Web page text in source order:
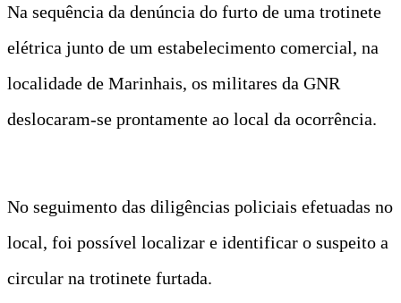
Na sequência da denúncia do furto de uma trotinete
elétrica junto de um estabelecimento comercial, na
localidade de Marinhais, os militares da GNR
deslocaram-se prontamente ao local da ocorrência.
No seguimento das diligências policiais efetuadas no
local, foi possível localizar e identificar o suspeito a
circular na trotinete furtada.